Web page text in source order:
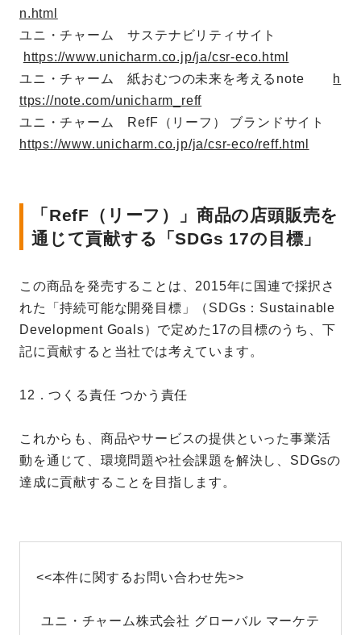
n.html
ユニ・チャーム サステナビリティサイト
https://www.unicharm.co.jp/ja/csr-eco.html
ユニ・チャーム 紙おむつの未来を考えるnote h
ttps://note.com/unicharm_reff
ユニ・チャーム RefF（リーフ） ブランドサイト
https://www.unicharm.co.jp/ja/csr-eco/reff.html
「RefF（リーフ）」商品の店頭販売を
通じて貢献する「SDGs 17の目標」
この商品を発売することは、2015年に国連で採択さ
れた「持続可能な開発目標」（SDGs：Sustainable
Development Goals）で定めた17の目標のうち、下
記に貢献すると当社では考えています。
12．つくる責任 つかう責任
これからも、商品やサービスの提供といった事業活
動を通じて、環境問題や社会課題を解決し、SDGsの
達成に貢献することを目指します。
<<本件に関するお問い合わせ先>>
ユニ・チャーム株式会社 グローバル マーケテ